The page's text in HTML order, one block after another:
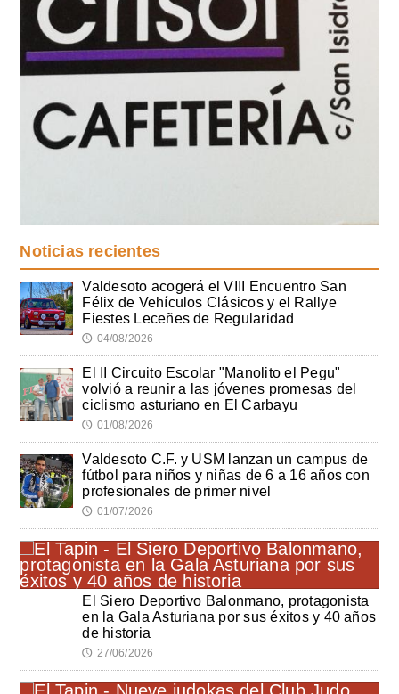
Noticias recientes
Valdesoto acogerá el VIII Encuentro San
Félix de Vehículos Clásicos y el Rallye
Fiestes Leceñes de Regularidad
🕔 04/08/2026
El II Circuito Escolar "Manolito el Pegu"
volvió a reunir a las jóvenes promesas del
ciclismo asturiano en El Carbayu
🕔 01/08/2026
Valdesoto C.F. y USM lanzan un campus de
fútbol para niños y niñas de 6 a 16 años con
profesionales de primer nivel
🕔 01/07/2026
El Siero Deportivo Balonmano, protagonista
en la Gala Asturiana por sus éxitos y 40 años
de historia
🕔 27/06/2026